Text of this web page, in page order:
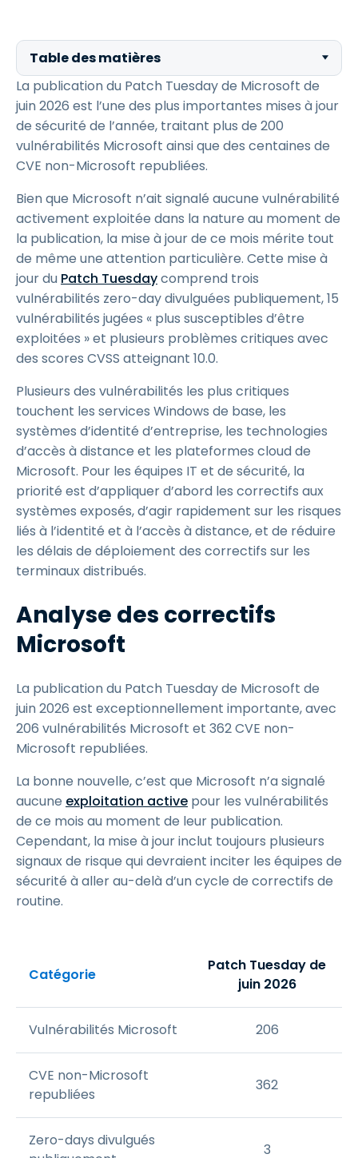
Table des matières
La publication du Patch Tuesday de Microsoft de
juin 2026 est l’une des plus importantes mises à jour
de sécurité de l’année, traitant plus de 200
vulnérabilités Microsoft ainsi que des centaines de
CVE non-Microsoft republiées.
Bien que Microsoft n’ait signalé aucune vulnérabilité
activement exploitée dans la nature au moment de
la publication, la mise à jour de ce mois mérite tout
de même une attention particulière. Cette mise à
jour du Patch Tuesdaycomprend trois
vulnérabilités zero-day divulguées publiquement, 15
vulnérabilités jugées « plus susceptibles d’être
exploitées » et plusieurs problèmes critiques avec
des scores CVSS atteignant 10.0.
Plusieurs des vulnérabilités les plus critiques
touchent les services Windows de base, les
systèmes d’identité d’entreprise, les technologies
d’accès à distance et les plateformes cloud de
Microsoft. Pour les équipes IT et de sécurité, la
priorité est d’appliquer d’abord les correctifs aux
systèmes exposés, d’agir rapidement sur les risques
liés à l’identité et à l’accès à distance, et de réduire
les délais de déploiement des correctifs sur les
terminaux distribués.
Analyse des correctifs
Microsoft
La publication du Patch Tuesday de Microsoft de
juin 2026 est exceptionnellement importante, avec
206 vulnérabilités Microsoft et 362 CVE non-
Microsoft republiées.
La bonne nouvelle, c’est que Microsoft n’a signalé
aucune exploitation active pour les vulnérabilités
de ce mois au moment de leur publication.
Cependant, la mise à jour inclut toujours plusieurs
signaux de risque qui devraient inciter les équipes de
sécurité à aller au-delà d’un cycle de correctifs de
routine.
Catégorie
Patch Tuesday de
juin 2026
Vulnérabilités Microsoft 206
CVE non-Microsoft
republiées
362
Zero-days divulgués
3